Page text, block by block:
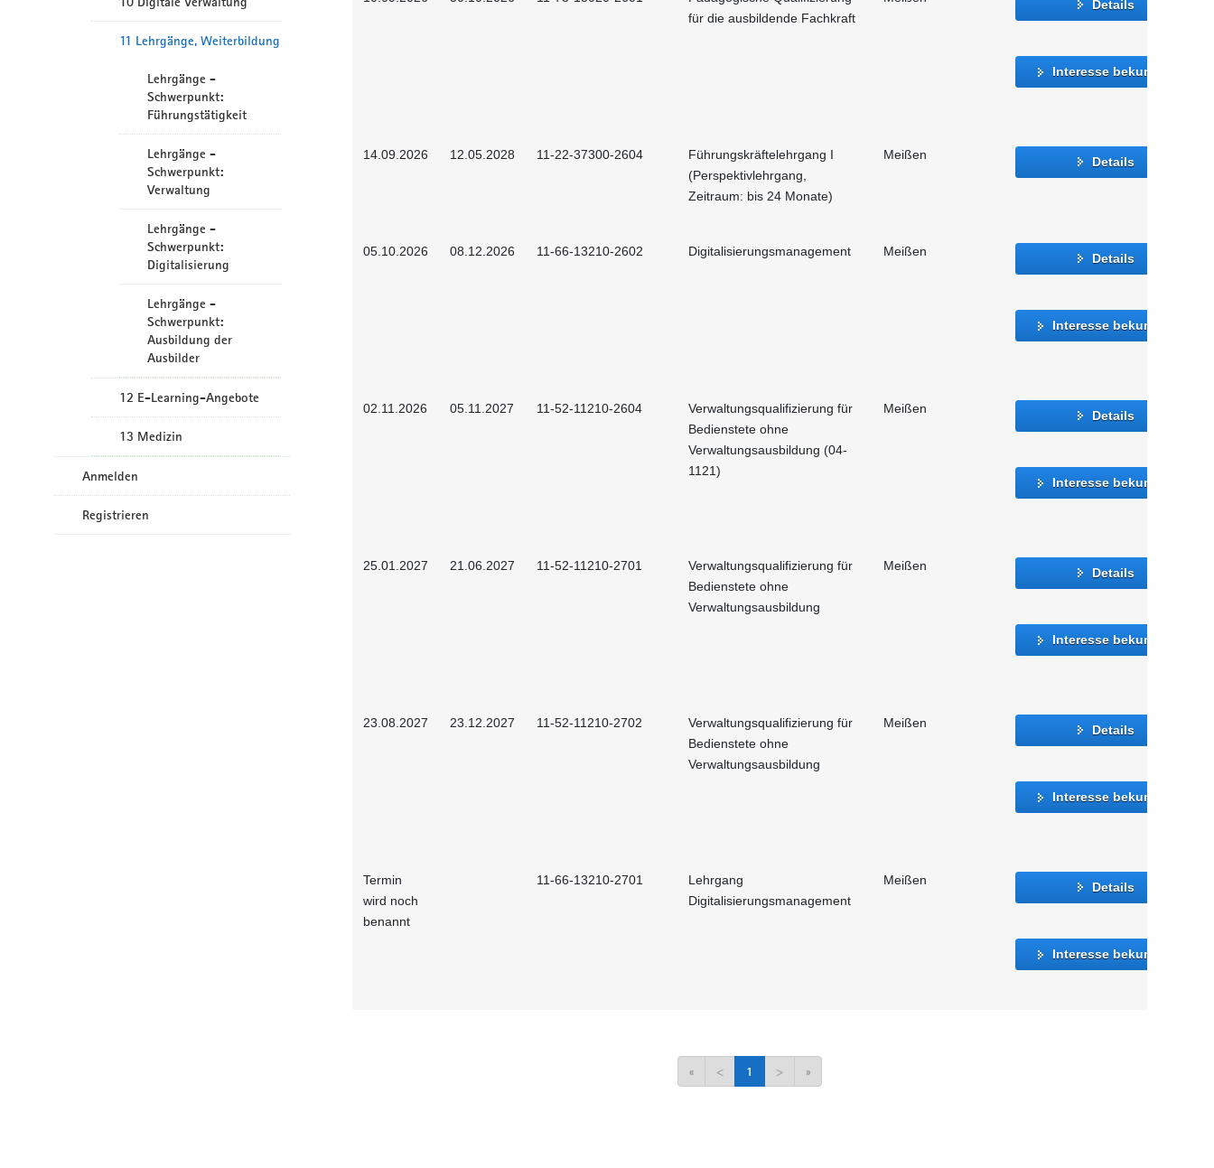
11 Lehrgänge, Weiterbildung
Lehrgänge -
Schwerpunkt:
Führungstätigkeit
Lehrgänge -
Schwerpunkt:
Verwaltung
Lehrgänge -
Schwerpunkt:
Digitalisierung
Lehrgänge -
Schwerpunkt:
Ausbildung der
Ausbilder
12 E-Learning-Angebote
13 Medizin
Anmelden
Registrieren
für die ausbildende Fachkraft
Details
Interesse bekunden
14.09.2026 12.05.2028 11-22-37300-2604
Führungskräftelehrgang I
(Perspektivlehrgang,
Zeitraum: bis 24 Monate)
Meißen Details
05.10.2026 08.12.2026 11-66-13210-2602 Digitalisierungsmanagement Meißen Details
Interesse bekunden
02.11.2026 05.11.2027 11-52-11210-2604
Verwaltungsqualifizierung für
Bedienstete ohne
Verwaltungsausbildung (04-
1121)
Meißen Details
Interesse bekunden
25.01.2027 21.06.2027 11-52-11210-2701
Verwaltungsqualifizierung für
Bedienstete ohne
Verwaltungsausbildung
Meißen Details
Interesse bekunden
23.08.2027 23.12.2027 11-52-11210-2702
Verwaltungsqualifizierung für
Bedienstete ohne
Verwaltungsausbildung
Meißen Details
Interesse bekunden
Termin
wird noch
benannt
11-66-13210-2701
Lehrgang
Digitalisierungsmanagement
Meißen Details
Interesse bekunden
« < 1 > »